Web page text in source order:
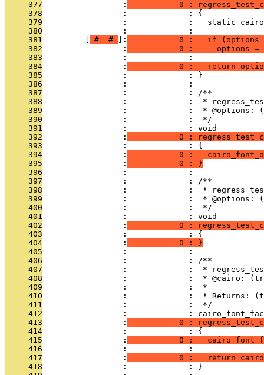
     377
                 :
0 :
     378
                 :             : {
     379
:             :   static
     380
                 :             :
     381
# # ]:
0 :   if (options
     382
                 :
0 :     options =
     383
                 :             :
     384
                 :
0 :   return
     385
                 :             : }
     386
                 :             :
     387
                 :             : /**
     388
:             :  *
     389
:             :  * @options:
     390
                 :             :  */
     391
                 :             : void
     392
                 :
0 :
     393
                 :             : {
     394
                 :
0 :
     395
                 :
           0 : }
     396
                 :             :
     397
                 :             : /**
     398
:             :  *
     399
:             :  * @options:
     400
                 :             :  */
     401
                 :             : void
     402
                 :
0 :
     403
                 :             : {
     404
                 :
           0 : }
     405
                 :             :
     406
                 :             : /**
     407
:             :  *
     408
:             :  * @cairo:
     409
                 :             :  *
     410
:             :  * Returns:
     411
                 :             :  */
     412
:             :
     413
                 :
0 :
     414
                 :             : {
     415
                 :
0 :
     416
                 :             :
     417
                 :
0 :   return
     418
                 :             : }